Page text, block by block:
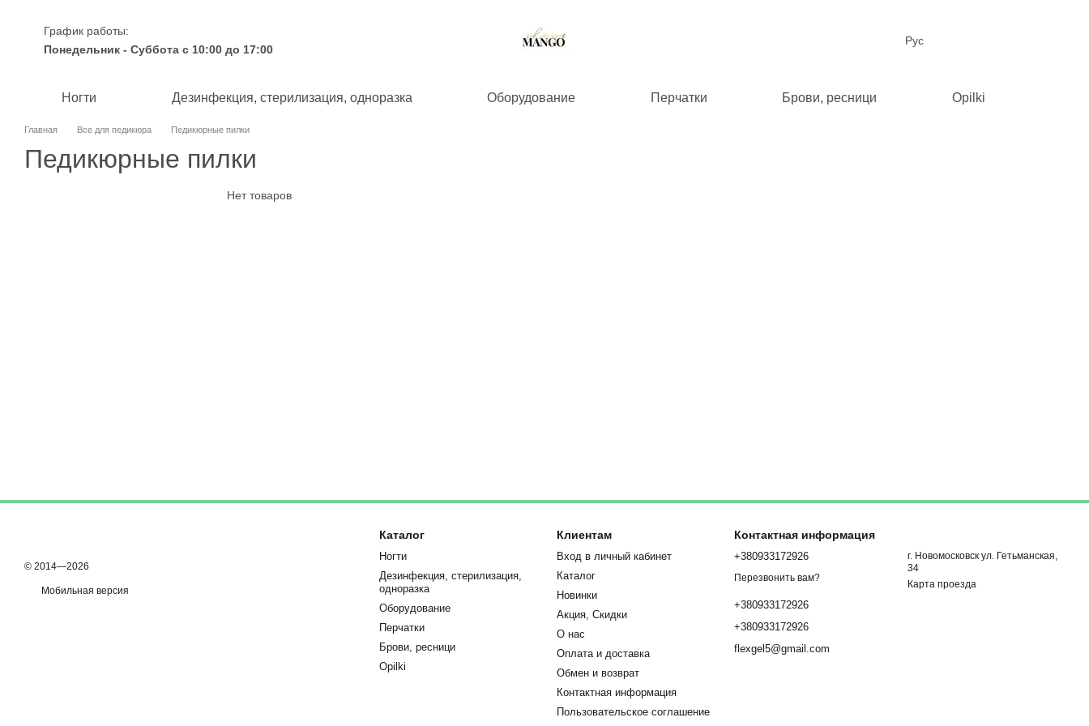
График работы:
Понедельник - Суббота с 10:00 до 17:00
Рус
Ногти Дезинфекция, стерилизация, одноразка Оборудование Перчатки Брови, ресници Opilki
Главная Все для педикюра Педикюрные пилки
Педикюрные пилки
Нет товаров
© 2014—2026
Мобильная версия
Каталог
Ногти
Дезинфекция, стерилизация,
одноразка
Оборудование
Перчатки
Брови, ресници
Opilki
Клиентам
Вход в личный кабинет
Каталог
Новинки
Акция, Скидки
О нас
Оплата и доставка
Обмен и возврат
Контактная информация
Пользовательское соглашение
Контактная информация
+380933172926
Перезвонить вам?
+380933172926
+380933172926
flexgel5@gmail.com
г. Новомосковск ул. Гетьманская,
34
Карта проезда